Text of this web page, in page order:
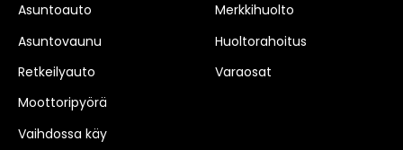
Asuntoauto
Asuntovaunu
Retkeilyauto
Moottoripyörä
Vaihdossa käy
Merkkihuolto
Huoltorahoitus
Varaosat